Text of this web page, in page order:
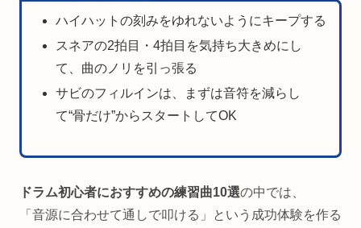
ハイハットの刻みをゆれないようにキープする
スネアの2拍目・4拍目を気持ち大きめにし
て、曲のノリを引っ張る
サビのフィルインは、まずは音符を減らし
て“骨だけ”からスタートしてOK
ドラム初心者におすすめの練習曲10選の中では、
「音源に合わせて通しで叩ける」という成功体験を作る